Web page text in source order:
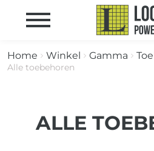
Home Winkel Gamma
Alle toebehoren
ALLE